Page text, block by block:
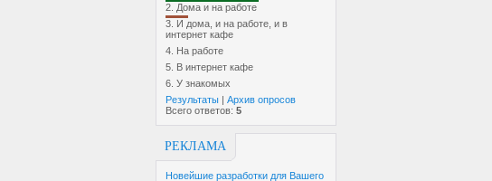
2. Дома и на работе
3. И дома, и на работе, и в
интернет кафе
4. На работе
5. В интернет кафе
6. У знакомых
Результаты | Архив опросов
Всего ответов: 5
РЕКЛАМА
Новейшие разработки для Вашего